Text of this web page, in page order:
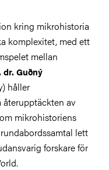
kring mikrohistoria
komplexitet, med ett
mellan
dr. Guðný
håller
återupptäckten av
mikrohistoriens
lett
forskare för